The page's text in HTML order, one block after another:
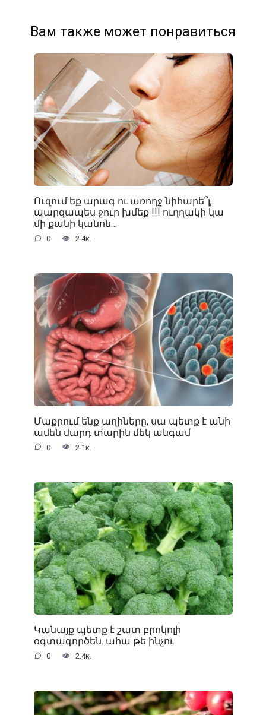
Вам также может понравиться
Ուզում եք արագ ու առողջ նիհարե՞լ,
պարզապես ջուր խմեք !!! ուղղակի կա
մի քանի կանոն…
0 2.4к.
Մաքրում ենք աղիները, սա պետք է անի
ամեն մարդ տարին մեկ անգամ
0 2.1к.
Կանայք պետք է շատ բրոկոլի
օգտագործեն. ահա թե ինչու
0 2.4к.